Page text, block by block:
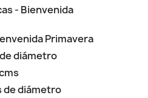
- Bienvenida
Primavera
diámetro
de diámetro